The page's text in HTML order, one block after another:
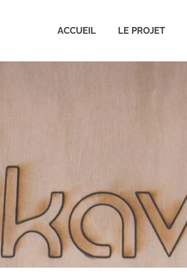
ACCUEIL LE PROJET